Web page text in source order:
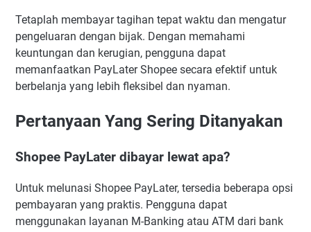
Tetaplah membayar tagihan tepat waktu dan mengatur
pengeluaran dengan bijak. Dengan memahami
keuntungan dan kerugian, pengguna dapat
memanfaatkan PayLater Shopee secara efektif untuk
berbelanja yang lebih fleksibel dan nyaman.
Pertanyaan Yang Sering Ditanyakan
Shopee PayLater dibayar lewat apa?
Untuk melunasi Shopee PayLater, tersedia beberapa opsi
pembayaran yang praktis. Pengguna dapat
menggunakan layanan M-Banking atau ATM dari bank